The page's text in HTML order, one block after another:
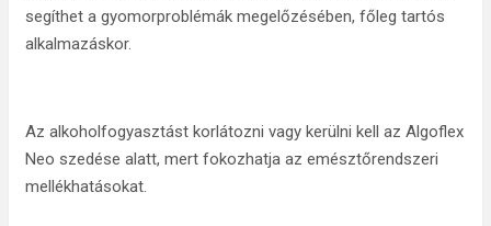
segíthet a gyomorproblémák megelőzésében, főleg tartós
alkalmazáskor.
Az alkoholfogyasztást korlátozni vagy kerülni kell az Algoflex
Neo szedése alatt, mert fokozhatja az emésztőrendszeri
mellékhatásokat.